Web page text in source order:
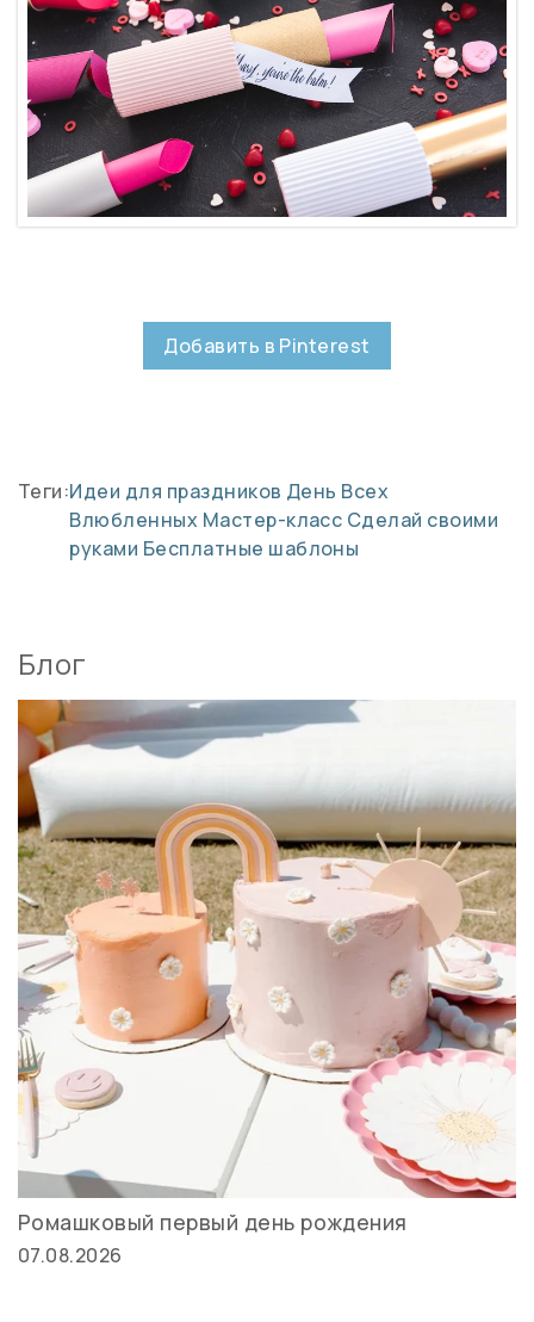
Добавить в Pinterest
Теги:Идеи для праздников День Всех
Влюбленных Мастер-класс Сделай своими
руками Бесплатные шаблоны
Блог
Ромашковый первый день рождения
07.08.2026